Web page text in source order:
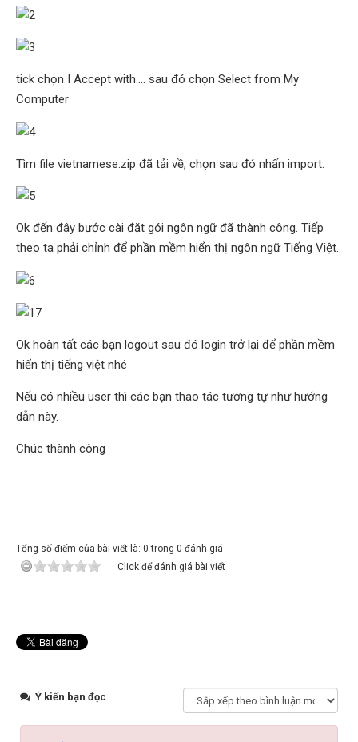
tick chọn I Accept with…. sau đó chọn Select from My
Computer
Tìm file vietnamese.zip đã tải về, chọn sau đó nhấn import.
Ok đến đây bước cài đặt gói ngôn ngữ đã thành công. Tiếp
theo ta phải chỉnh để phần mềm hiển thị ngôn ngữ Tiếng Việt.
Ok hoàn tất các bạn logout sau đó login trở lại để phần mềm
hiển thị tiếng việt nhé
Nếu có nhiều user thì các bạn thao tác tương tự như hướng
dẫn này.
Chúc thành công
Tổng số điểm của bài viết là: 0 trong 0 đánh giá
Click để đánh giá bài viết
Ý kiến bạn đọc